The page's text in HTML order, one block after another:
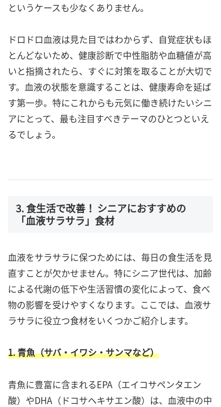
というケースも少なくありません。
ドロドロ血液は見た目ではわからず、自覚症状もほ
とんどないため、健康診断で中性脂肪や血糖値が高
いと指摘されたら、すぐに対策を取ることが大切で
す。血液の状態を意識することは、健康寿命を延ば
す第一歩。特にこれからも元気に働き続けたいシニ
アにとって、最も注目すべきテーマのひとつといえ
るでしょう。
3. 食生活で改善！ シニアにおすすめの
「血液サラサラ」食材
血液をサラサラに保つためには、毎日の食生活を見
直すことが欠かせません。特にシニア世代は、加齢
による代謝の低下や生活習慣の変化によって、食べ
物の影響を受けやすくなります。ここでは、血液サ
ラサラに役立つ食材をいくつかご紹介します。
1. 青魚（サバ・イワシ・サンマなど）
青魚に豊富に含まれるEPA（エイコサペンタエン
酸）やDHA（ドコサヘキサエン酸）は、血液中の中